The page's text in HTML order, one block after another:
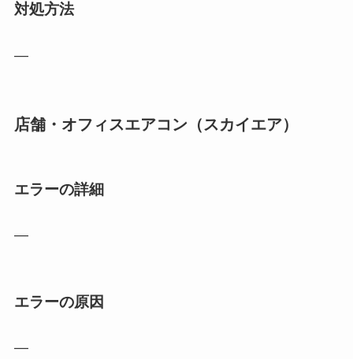
対処方法
―
店舗・オフィスエアコン（スカイエア）
エラーの詳細
―
エラーの原因
―